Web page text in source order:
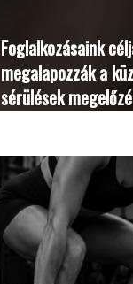
Foglalkozásaink
megalapozzák a
sérülések